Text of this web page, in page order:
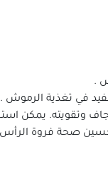
.
في تغذية الرموش .
وتقويته. يمكن
صحة فروة